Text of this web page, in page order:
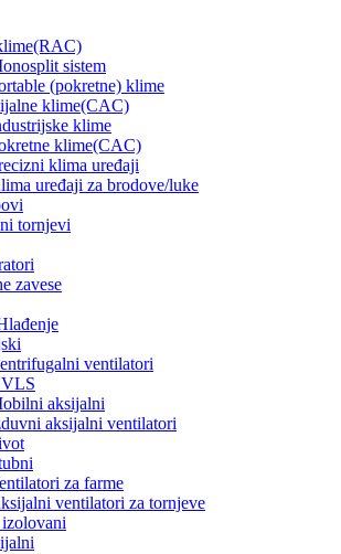
sistem
(pokretne) klime
klime(CAC)
klime
klime(CAC)
klima uređaji
uređaji za brodove/luke
tornjevi
zavese
ventilatori
aksijalni
aksijalni ventilatori
za farme
ventilatori za tornjeve